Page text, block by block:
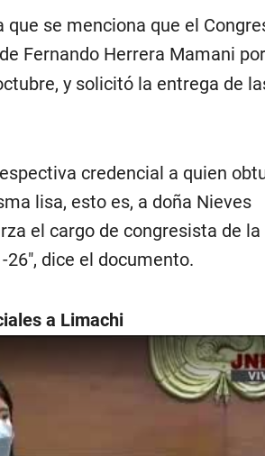
se menciona que el
Fernando Herrera Mamani
y solicitó la entrega de
credencial a quien
lisa, esto es, a doña Nieves
el cargo de congresista de la
dice el documento.
a Limachi